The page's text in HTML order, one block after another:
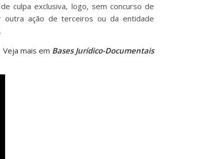
culpa exclusiva, logo, sem concurso de
outra ação de terceiros ou da entidade
Veja mais em Bases Jurídico-Documentais